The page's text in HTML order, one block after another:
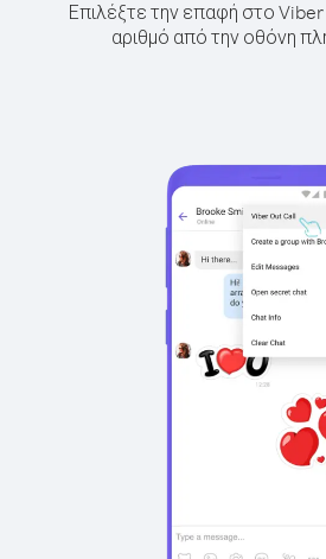
Επιλέξτε την επαφή στο
αριθμό από την οθόνη